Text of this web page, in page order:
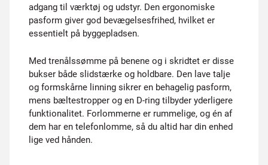
adgang til værktøj og udstyr. Den ergonomiske
pasform giver god bevægelsesfrihed, hvilket er
essentielt på byggepladsen.
Med trenålssømme på benene og i skridtet er disse
bukser både slidstærke og holdbare. Den lave talje
og formskårne linning sikrer en behagelig pasform,
mens bæltestropper og en D-ring tilbyder yderligere
funktionalitet. Forlommerne er rummelige, og én af
dem har en telefonlomme, så du altid har din enhed
lige ved hånden.